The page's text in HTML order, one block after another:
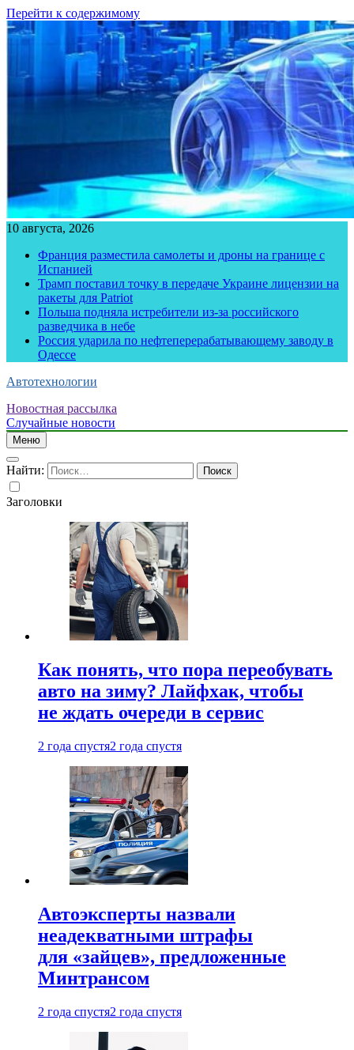
Перейти к содержимому
10 августа, 2026
Франция разместила самолеты и дроны на границе с
Испанией
Трамп поставил точку в передаче Украине лицензии на
ракеты для Patriot
Польша подняла истребители из-за российского
разведчика в небе
Россия ударила по нефтеперерабатывающему заводу в
Одессе
Автотехнологии
Новостная рассылка
Случайные новости
Меню
Найти:
Заголовки
Как понять, что пора переобувать
авто на зиму? Лайфхак, чтобы
не ждать очереди в сервис
2 года спустя2 года спустя
Автоэксперты назвали
неадекватными штрафы
для «зайцев», предложенные
Минтрансом
2 года спустя2 года спустя